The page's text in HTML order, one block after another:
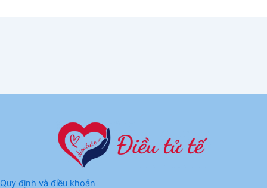
Quy định và điều khoản